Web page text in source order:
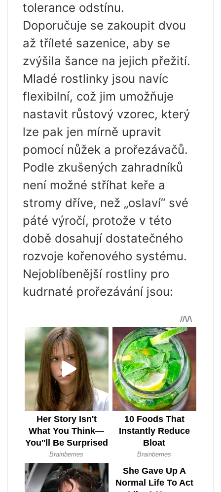
tolerance odstínu.
Doporučuje se zakoupit dvou
až tříleté sazenice, aby se
zvýšila šance na jejich přežití.
Mladé rostlinky jsou navíc
flexibilní, což jim umožňuje
nastavit růstový vzorec, který
lze pak jen mírně upravit
pomocí nůžek a prořezávačů.
Podle zkušených zahradníků
není možné stříhat keře a
stromy dříve, než „oslaví“ své
páté výročí, protože v této
době dosahují dostatečného
rozvoje kořenového systému.
Nejoblíbenější rostliny pro
kudrnaté prořezávání jsou: